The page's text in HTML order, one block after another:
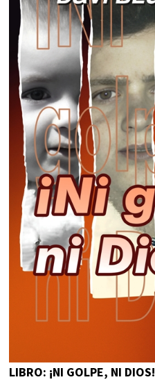
LIBRO: ¡NI GOLPE, NI DIOS!